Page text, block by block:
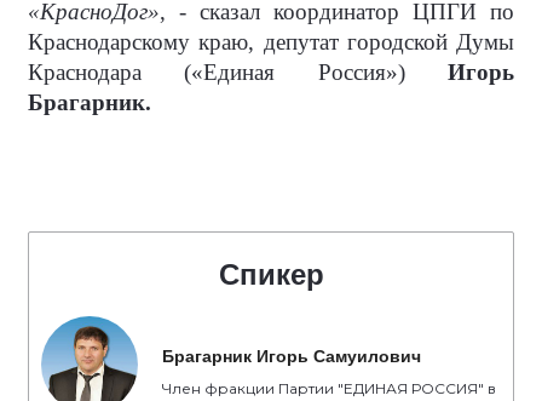
«КрасноДог», - сказал координатор ЦПГИ по
Краснодарскому краю, депутат городской Думы
Краснодара («Единая Россия») Игорь
Брагарник.
Спикер
Брагарник Игорь Самуилович
Член фракции Партии "ЕДИНАЯ РОССИЯ" в